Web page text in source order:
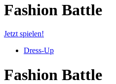
Fashion Battle
Jetzt spielen!
Dress-Up
Fashion Battle